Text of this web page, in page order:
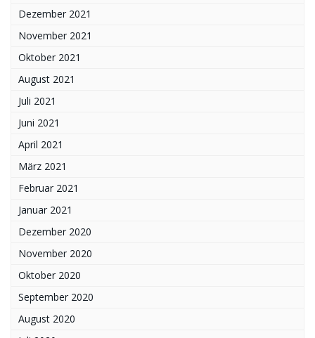
Dezember 2021
November 2021
Oktober 2021
August 2021
Juli 2021
Juni 2021
April 2021
März 2021
Februar 2021
Januar 2021
Dezember 2020
November 2020
Oktober 2020
September 2020
August 2020